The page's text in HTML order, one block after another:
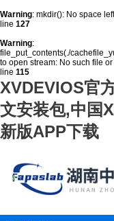
Warning: mkdir(): No space
line 127
Warning:
file_put_contents(./
to open stream: No such file
line 115
XVDEVIOS官
文安装包,中国
新版APP下载